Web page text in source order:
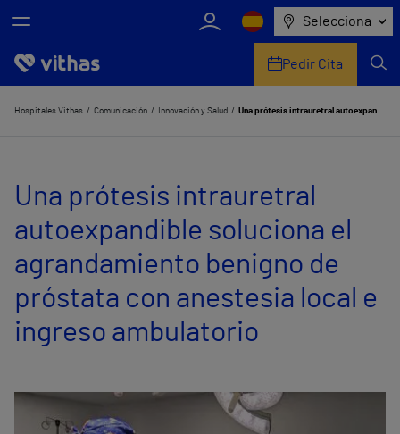
Selecciona
Nosotros
Servicios de salud
Equipo médico y asistencial
Información útil
Comunicación
Pedir Cita
Hospitales Vithas Comunicación Innovación y Salud Una prótesis intrauretral autoexpandible soluciona el agrandamiento benigno de próstata con anestesia local e ingreso ambulatorio
Una prótesis intrauretral
autoexpandible soluciona el
agrandamiento benigno de
próstata con anestesia local e
ingreso ambulatorio